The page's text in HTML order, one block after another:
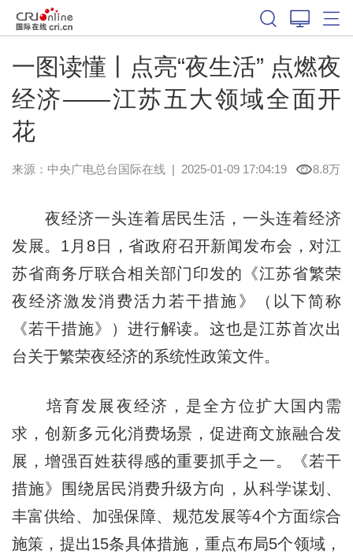
一图读懂丨点亮“夜生活” 点燃夜
经济——江苏五大领域全面开
花
来源：中央广电总台国际在线| 2025-01-09 17:04:19 8.8万
夜经济一头连着居民生活，一头连着经济
发展。1月8日，省政府召开新闻发布会，对江
苏省商务厅联合相关部门印发的《江苏省繁荣
夜经济激发消费活力若干措施》（以下简称
《若干措施》）进行解读。这也是江苏首次出
台关于繁荣夜经济的系统性政策文件。
培育发展夜经济，是全方位扩大国内需
求，创新多元化消费场景，促进商文旅融合发
展，增强百姓获得感的重要抓手之一。《若干
措施》围绕居民消费升级方向，从科学谋划、
丰富供给、加强保障、规范发展等4个方面综合
施策，提出15条具体措施，重点布局5个领域，